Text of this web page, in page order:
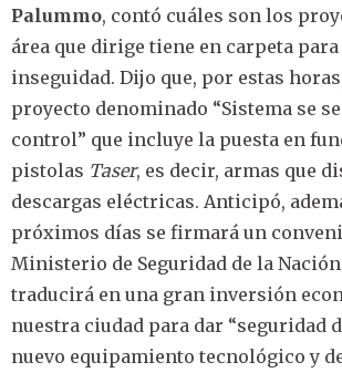
Palummo, contó cuáles son los
área que dirige tiene en carpeta
inseguidad. Dijo que, por estas
proyecto denominado “Sistema se
control” que incluye la puesta en
pistolas Taser, es decir, armas que
descargas eléctricas. Anticipó,
próximos días se firmará un
Ministerio de Seguridad de la Nación
traducirá en una gran inversión
nuestra ciudad para dar “seguridad
nuevo equipamiento tecnológico y